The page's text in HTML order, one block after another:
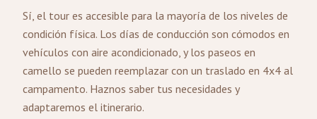
Sí, el tour es accesible para la mayoría de los niveles de
condición física. Los días de conducción son cómodos en
vehículos con aire acondicionado, y los paseos en
camello se pueden reemplazar con un traslado en 4x4 al
campamento. Haznos saber tus necesidades y
adaptaremos el itinerario.